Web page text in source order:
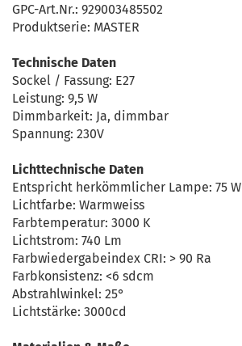
GPC-Art.Nr.: 929003485502
Produktserie: MASTER
Technische Daten
Sockel / Fassung: E27
Leistung: 9,5 W
Dimmbarkeit: Ja, dimmbar
Spannung: 230V
Lichttechnische Daten
Entspricht herkömmlicher Lampe: 75 W
Lichtfarbe: Warmweiss
Farbtemperatur: 3000 K
Lichtstrom: 740 Lm
Farbwiedergabeindex CRI: > 90 Ra
Farbkonsistenz: <6 sdcm
Abstrahlwinkel: 25°
Lichtstärke: 3000cd